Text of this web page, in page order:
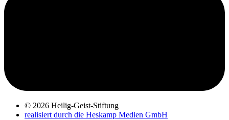
© 2026 Heilig-Geist-Stiftung
realisiert durch die Heskamp Medien GmbH